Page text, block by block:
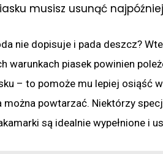
musisz usunąć
nie dopisuje i pada deszcz?
warunkach piasek powinien
– to pomoże mu lepiej osiąść
można powtarzać. Niektórzy
są idealnie wypełnione i